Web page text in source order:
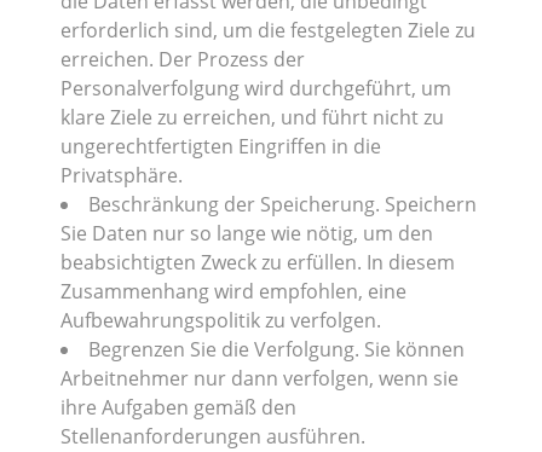
erforderlich sind, um die festgelegten Ziele zu
erreichen. Der Prozess der
Personalverfolgung wird durchgeführt, um
klare Ziele zu erreichen, und führt nicht zu
ungerechtfertigten Eingriffen in die
Privatsphäre.
Beschränkung der Speicherung. Speichern
Sie Daten nur so lange wie nötig, um den
beabsichtigten Zweck zu erfüllen. In diesem
Zusammenhang wird empfohlen, eine
Aufbewahrungspolitik zu verfolgen.
Begrenzen Sie die Verfolgung. Sie können
Arbeitnehmer nur dann verfolgen, wenn sie
ihre Aufgaben gemäß den
Stellenanforderungen ausführen.